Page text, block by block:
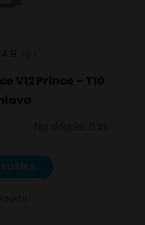
4.9
V12 Prince – T10